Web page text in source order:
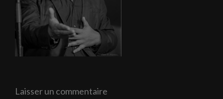
Laisser un commentaire